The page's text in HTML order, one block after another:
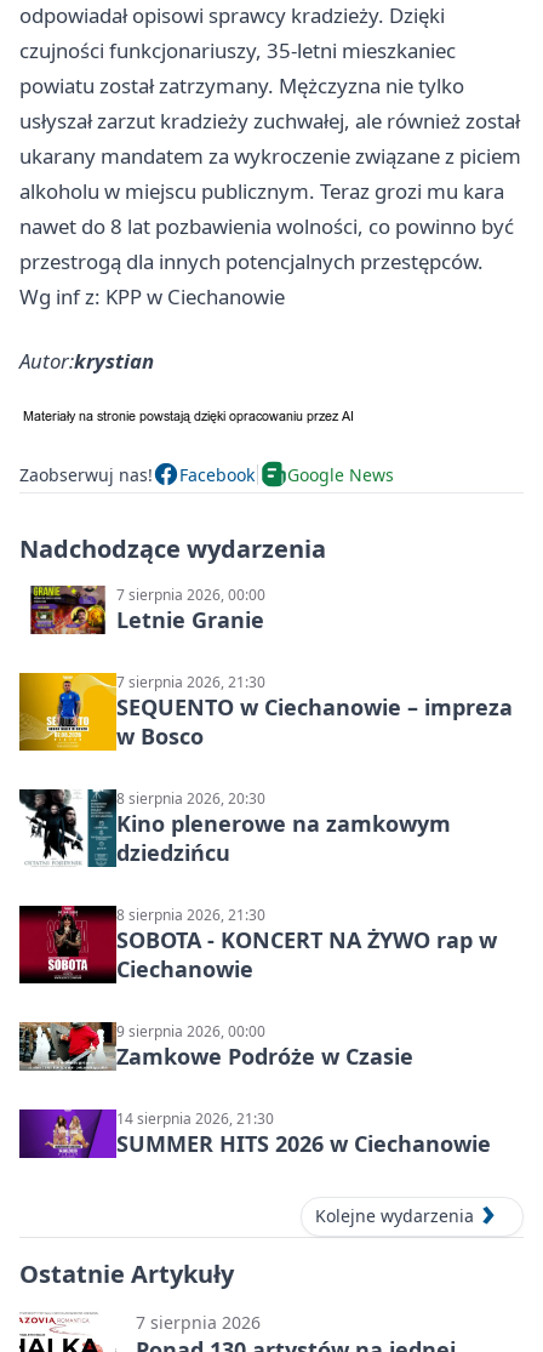
odpowiadał opisowi sprawcy kradzieży. Dzięki
czujności funkcjonariuszy, 35-letni mieszkaniec
powiatu został zatrzymany. Mężczyzna nie tylko
usłyszał zarzut kradzieży zuchwałej, ale również został
ukarany mandatem za wykroczenie związane z piciem
alkoholu w miejscu publicznym. Teraz grozi mu kara
nawet do 8 lat pozbawienia wolności, co powinno być
przestrogą dla innych potencjalnych przestępców.
Wg inf z: KPP w Ciechanowie
Autor:krystian
Zaobserwuj nas! Facebook Google News
Nadchodzące wydarzenia
7 sierpnia 2026, 00:00
Letnie Granie
7 sierpnia 2026, 21:30
SEQUENTO w Ciechanowie – impreza
w Bosco
8 sierpnia 2026, 20:30
Kino plenerowe na zamkowym
dziedzińcu
8 sierpnia 2026, 21:30
SOBOTA - KONCERT NA ŻYWO rap w
Ciechanowie
9 sierpnia 2026, 00:00
Zamkowe Podróże w Czasie
14 sierpnia 2026, 21:30
SUMMER HITS 2026 w Ciechanowie
Kolejne wydarzenia
Ostatnie Artykuły
7 sierpnia 2026